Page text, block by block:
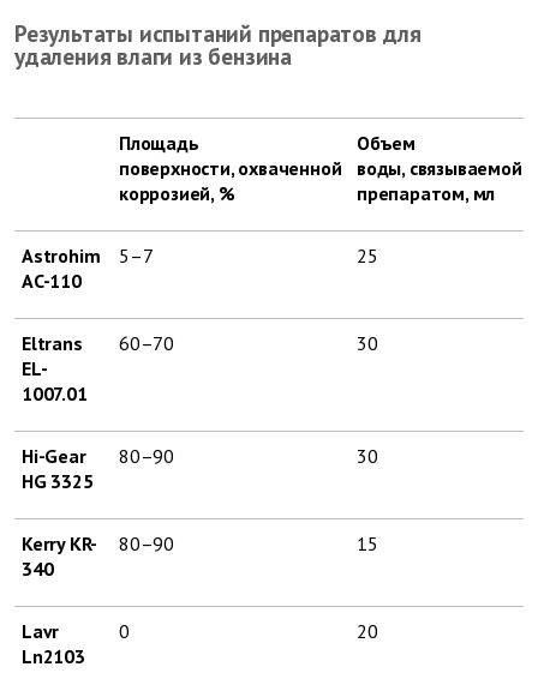
Результаты испытаний препаратов для
удаления влаги из бензина
Площадь
поверхности, охваченной
коррозией, %
Объем
воды, связываемой
препаратом, мл
Astrohim
AC-110
5–7 25
Eltrans
EL-
1007.01
60–70 30
Hi-Gear
HG 3325
80–90 30
Kerry KR-
340
80–90 15
Lavr
Ln2103
0 20